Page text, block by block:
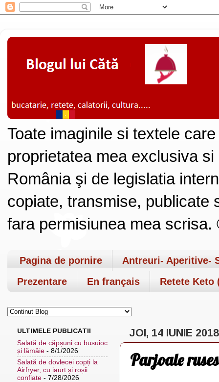
Toate imaginile si textele
proprietatea mea exclusiva
România şi de legislatia
copiate, transmise, publicate
fara permisiunea mea
Pagina de pornire
Antreuri- Aperitive-
Prezentare
En français Retete Keto
JOI, 14 IUNIE 2018
Parjoale
ULTIMELE PUBLICATII
Salată de căpșuni cu busuioc
și lămâie - 8/1/2026
Salată de dovlecei copți la
Airfryer, cu iaurt și roșii
confiate - 7/28/2026